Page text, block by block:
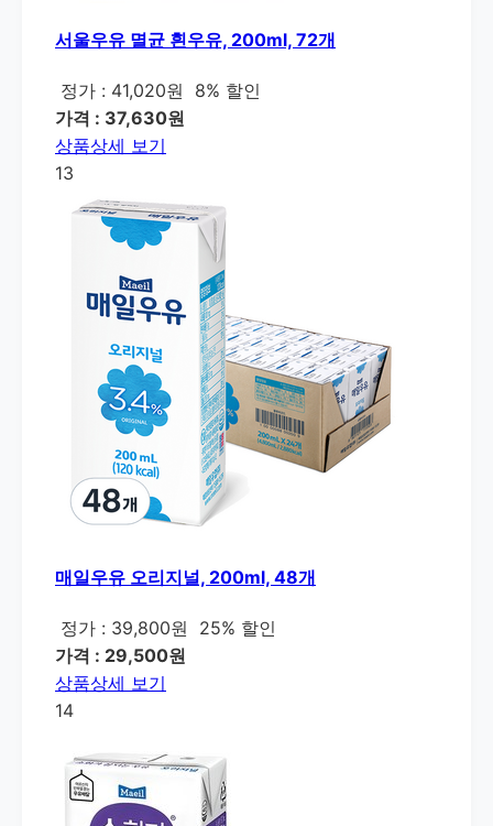
서울우유 멸균 흰우유, 200ml, 72개
정가 : 41,020원
8% 할인
가격 : 37,630원
상품상세 보기
13
매일우유 오리지널, 200ml, 48개
정가 : 39,800원
25% 할인
가격 : 29,500원
상품상세 보기
14